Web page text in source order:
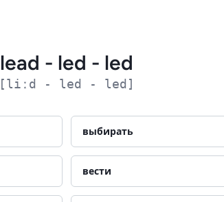
lead - led - led
[liːd - led - led]
выбирать
вести